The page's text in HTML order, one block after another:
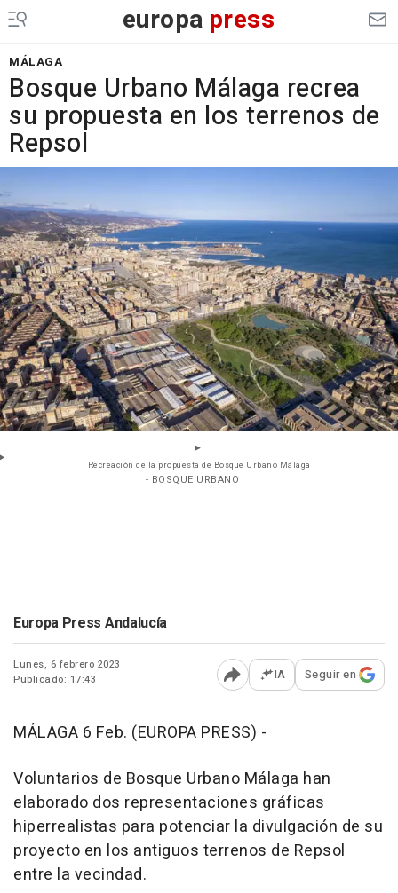
europa press
MÁLAGA
Bosque Urbano Málaga recrea
su propuesta en los terrenos de
Repsol
Recreación de la propuesta de Bosque Urbano Málaga
- BOSQUE URBANO
Europa Press Andalucía
Lunes, 6 febrero 2023
Publicado: 17:43
Abrir opciones para
IA Seguir en
MÁLAGA 6 Feb. (EUROPA PRESS) -
Voluntarios de Bosque Urbano Málaga han
elaborado dos representaciones gráficas
hiperrealistas para potenciar la divulgación de su
proyecto en los antiguos terrenos de Repsol
entre la vecindad.